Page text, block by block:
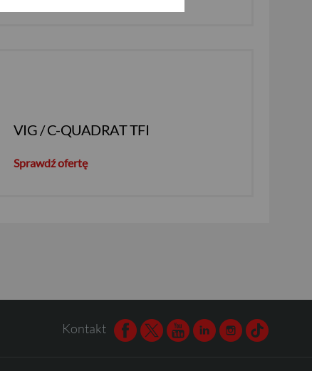
VIG / C-QUADRAT TFI
Sprawdź ofertę
Kontakt Facebook
TwitterYoutubeLinkedinInstagram
TikTok